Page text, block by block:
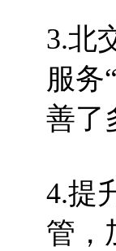
3.北
服务
善了
4.提
管，